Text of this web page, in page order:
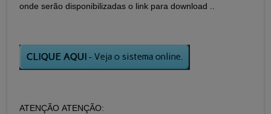
onde serão disponibilizadas o link para download ..
ATENÇÃO ATENÇÃO: